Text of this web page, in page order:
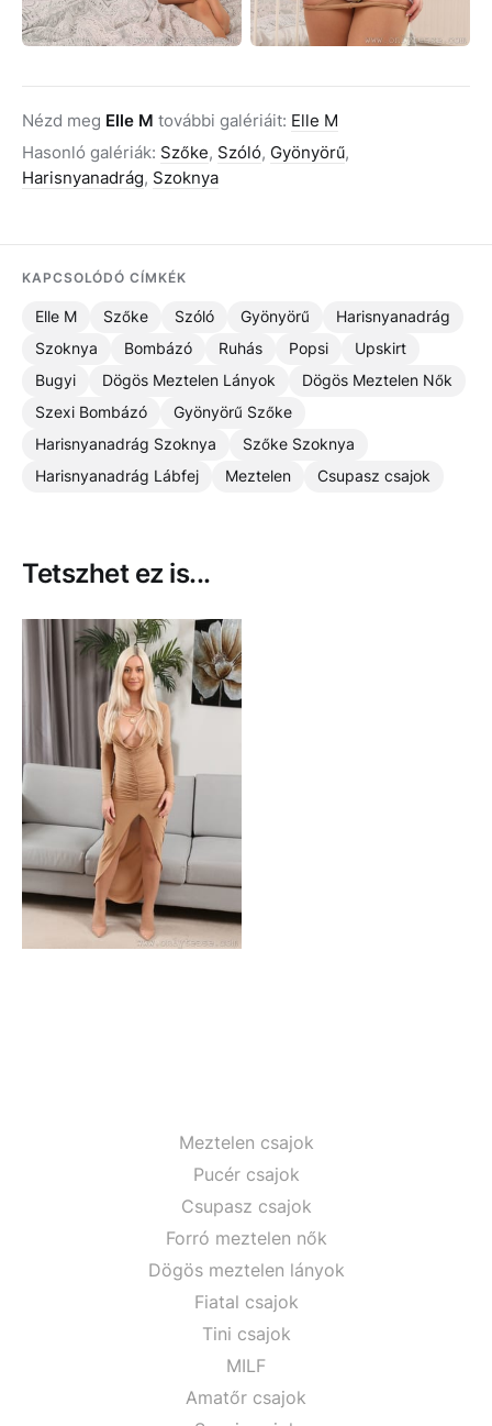
Nézd meg Elle M további galériáit: Elle M
Hasonló galériák: Szőke, Szóló, Gyönyörű,
Harisnyanadrág, Szoknya
KAPCSOLÓDÓ CÍMKÉK
Elle M Szőke Szóló Gyönyörű
Harisnyanadrág
Szoknya
Bombázó Ruhás Popsi
Upskirt
Bugyi
Dögös Meztelen Lányok
Dögös Meztelen Nők
Szexi Bombázó
Gyönyörű Szőke
Harisnyanadrág Szoknya
Szőke Szoknya
Harisnyanadrág Lábfej
Meztelen Csupasz csajok
Tetszhet ez is...
Meztelen csajok
Pucér csajok
Csupasz csajok
Forró meztelen nők
Dögös meztelen lányok
Fiatal csajok
Tini csajok
MILF
Amatőr csajok